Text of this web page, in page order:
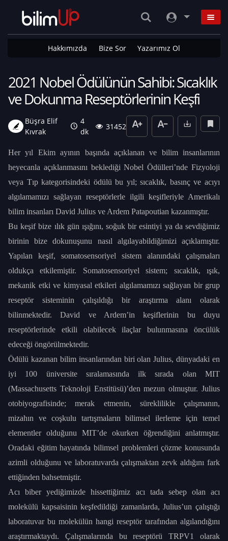
Hakkımızda Bize Sor Yazarımız Ol
2021 Nobel Ödülünün Sahibi: Sıcaklık
ve Dokunma Reseptörlerinin Keşfi
Büşra Elif
Kıvrak
4
dk
31452
Her yıl Ekim ayının başında açıklanan ve bilim insanlarının
heyecanla açıklanmasını beklediği Nobel Ödülleri’nde Fizyoloji
veya Tıp kategorisindeki ödülü bu yıl; sıcaklık, basınç ve acıyı
algılamamızı sağlayan reseptörlerle ilgili keşifleriyle Amerikalı
bilim insanları David Julius ve Ardem Patapoutian kazanmıştır.
Bu keşif bize ılık gün ışığını, soğuk bir esintiyi ya da sevdiğimiz
birinin bize dokunuşunu nasıl algılayabildiğimizi açıklamıştır.
Yapılan keşif, somatosensoriyel sistem alanındaki çalışmaları
oldukça etkilemiştir. Somatosensoriyel sistem; sıcaklık, ışık,
mekanik etki ve kimyasal etkileri algılamamızı sağlayan bir grup
reseptör sisteminin çalışıldığı bir araştırma alanı olarak
bilinmektedir. David ve Ardem’in keşiflerinin bu duyu
reseptörlerinde etkili olabilecek ilaçlar bulunmasına öncülük
edeceği öngörülmektedir.
Ödülü kazanan bilim insanlarından biri olan Julius, dünyadaki en
iyi 100 üniversite sıralamasında ilk sırada olan MIT
(Massachusetts Teknoloji Enstitüsü)’den mezun olmuştur. Julius
otobiyografisinde; merak etmenin, süreklilikle çalışmanın,
mizahın ve coşkulu tartışmaların bilimsel ilerleme için temel
elementler olduğunu MIT’de okurken öğrendiğini anlatmıştır.
Oradaki eğitim hayatında bilimsel problemleri çözme konusunda
azimli olduğunu ve laboratuvarda çalışmaktan zevk aldığını fark
ettiğinden bahsetmiştir.
Acı biber yediğimizde hissettiğimiz acı tada sebep olan acı
molekülü kapsaisinin keşfedildiği zamanlarda, Julius’un çalıştığı
laboratuvar bu molekülün hangi reseptör tarafından algılandığını
araştırmaktaydı. Çalışmalarında bu reseptörü TRPV1 olarak